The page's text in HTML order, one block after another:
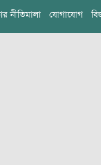
নীতিমালা যোগাযোগ